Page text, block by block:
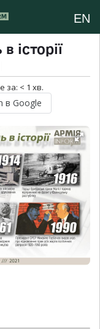
EN
історії
за: < 1 хв.
в Google